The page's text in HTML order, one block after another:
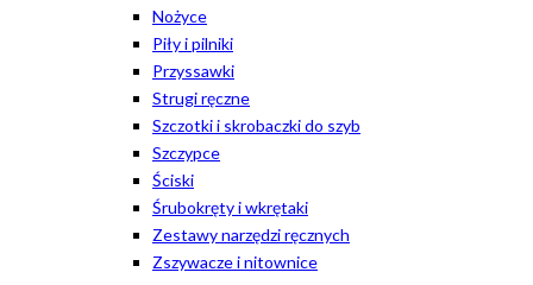
Nożyce
Piły i pilniki
Przyssawki
Strugi ręczne
Szczotki i skrobaczki do szyb
Szczypce
Ściski
Śrubokręty i wkrętaki
Zestawy narzędzi ręcznych
Zszywacze i nitownice